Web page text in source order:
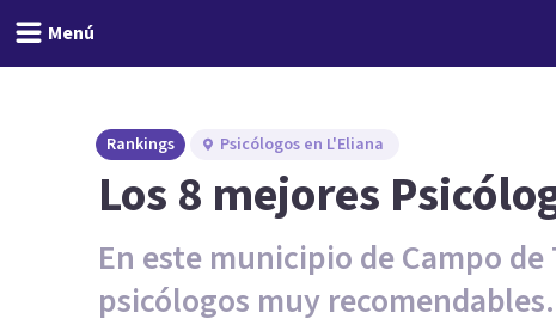
Menú
Rankings Psicólogos en L'Eliana
Los 8 mejores
En este municipio de Campo
psicólogos muy recomendables.